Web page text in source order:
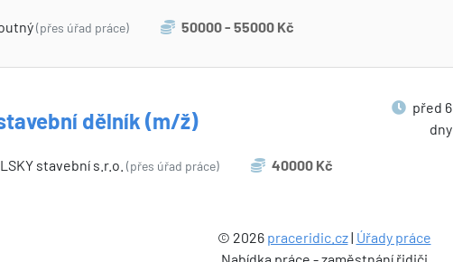
(přes úřad práce) 50000 - 55000 Kč
dělník (m/ž)
před 6
dny
stavební s.r.o. (přes úřad práce) 40000 Kč
© 2026 praceridic.cz| Úřady práce